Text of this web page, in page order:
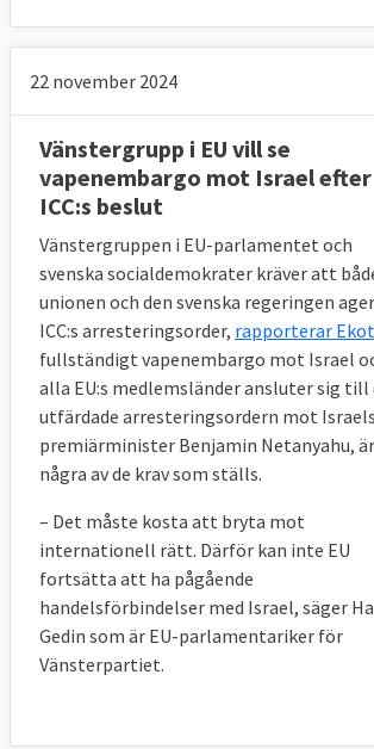
22 november 2024
Vänstergrupp i EU vill se
vapenembargo mot Israel efter
ICC:s beslut
Vänstergruppen i EU-parlamentet och
svenska socialdemokrater kräver att
unionen och den svenska regeringen
ICC:s arresteringsorder, rapporterar Ekot
fullständigt vapenembargo mot Israel
alla EU:s medlemsländer ansluter sig till
utfärdade arresteringsordern mot Israels
premiärminister Benjamin Netanyahu, är
några av de krav som ställs.
– Det måste kosta att bryta mot
internationell rätt. Därför kan inte EU
fortsätta att ha pågående
handelsförbindelser med Israel, säger
Gedin som är EU-parlamentariker för
Vänsterpartiet.